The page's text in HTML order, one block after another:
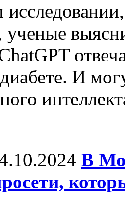
ученые
И
В